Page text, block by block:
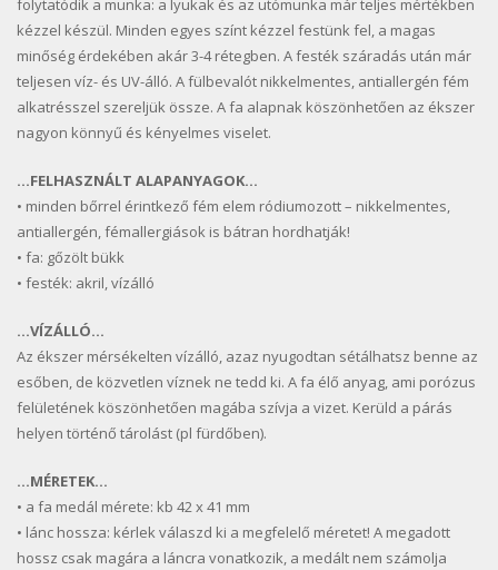
folytatódik a munka: a lyukak és az utómunka már teljes mértékben
kézzel készül. Minden egyes színt kézzel festünk fel, a magas
minőség érdekében akár 3-4 rétegben. A festék száradás után már
teljesen víz- és UV-álló. A fülbevalót nikkelmentes, antiallergén fém
alkatrésszel szereljük össze. A fa alapnak köszönhetően az ékszer
nagyon könnyű és kényelmes viselet.
…FELHASZNÁLT ALAPANYAGOK…
• minden bőrrel érintkező fém elem ródiumozott – nikkelmentes,
antiallergén, fémallergiások is bátran hordhatják!
• fa: gőzölt bükk
• festék: akril, vízálló
…VÍZÁLLÓ…
Az ékszer mérsékelten vízálló, azaz nyugodtan sétálhatsz benne az
esőben, de közvetlen víznek ne tedd ki. A fa élő anyag, ami porózus
felületének köszönhetően magába szívja a vizet. Kerüld a párás
helyen történő tárolást (pl fürdőben).
…MÉRETEK…
• a fa medál mérete: kb 42 x 41 mm
• lánc hossza: kérlek válaszd ki a megfelelő méretet! A megadott
hossz csak magára a láncra vonatkozik, a medált nem számolja